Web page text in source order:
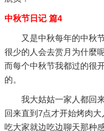
中秋节日记 篇4
又是中秋每年的中秋
很少的人会去赏月为什麼
而每个中秋节我都过的很
的。
我大姑姑一家人都回
回来直到7点才开始烤肉
吃大家就边吃边聊天那种